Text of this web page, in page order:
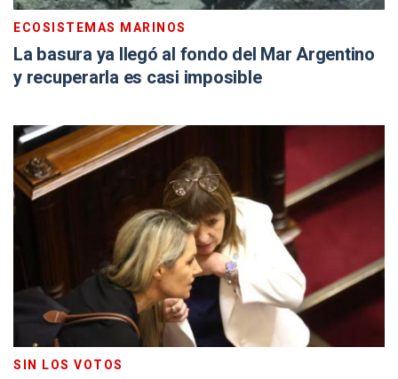
ECOSISTEMAS MARINOS
La basura ya llegó al fondo del Mar Argentino
y recuperarla es casi imposible
SIN LOS VOTOS